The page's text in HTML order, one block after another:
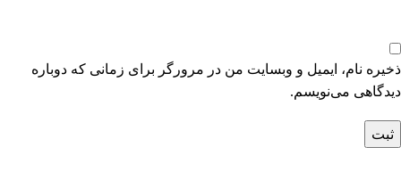
ذخیره نام، ایمیل و وبسایت من در مرورگر برای زمانی که دوباره
دیدگاهی می‌نویسم.